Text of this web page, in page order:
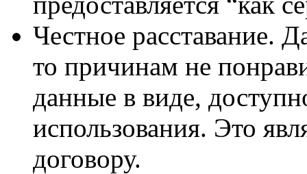
Честное расставание.
то причинам не
данные в виде,
использования. Это
договору.